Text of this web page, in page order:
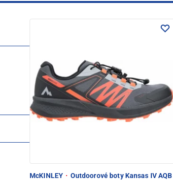
McKINLEY · Outdoorové boty Kansas IV AQB